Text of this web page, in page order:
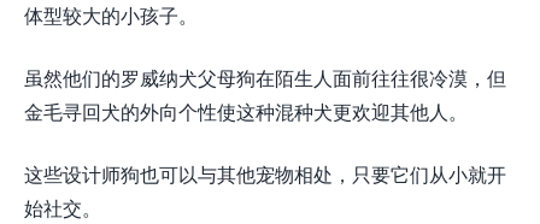
体型较大的小孩子。
虽然他们的罗威纳犬父母狗在陌生人面前往往很冷漠，但
金毛寻回犬的外向个性使这种混种犬更欢迎其他人。
这些设计师狗也可以与其他宠物相处，只要它们从小就开
始社交。